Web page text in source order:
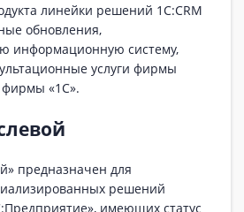
линейки решений 1C:CRM
обновления,
информационную систему,
услуги фирмы
фирмы «1С».
предназначен для
решений
имеющих статус